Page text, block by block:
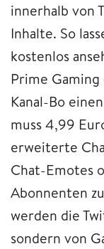
innerhalb von
Inhalte. So
kostenlos
Prime
Kanal-Bo
muss 4,99
erweiterte
Chat-Emotes
Abonnenten
werden die
sondern von